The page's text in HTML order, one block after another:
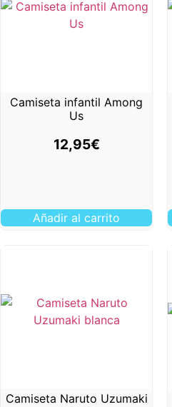
Camiseta infantil Among
Us
12,95€
Añadir al carrito
Camiseta Naruto Uzumaki